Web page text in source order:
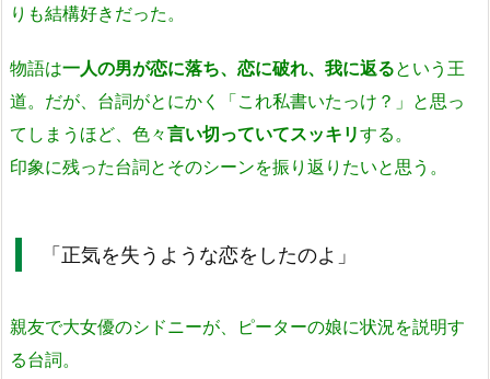
りも結構好きだった。
物語は一人の男が恋に落ち、恋に破れ、我に返るという王
道。だが、台詞がとにかく「これ私書いたっけ？」と思っ
てしまうほど、色々言い切っていてスッキリする。
印象に残った台詞とそのシーンを振り返りたいと思う。
「正気を失うような恋をしたのよ」
親友で大女優のシドニーが、ピーターの娘に状況を説明す
る台詞。